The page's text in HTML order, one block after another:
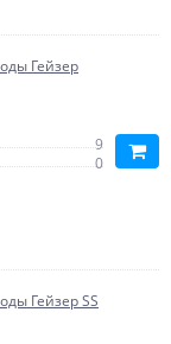
Гейзер
9
0
Гейзер SS